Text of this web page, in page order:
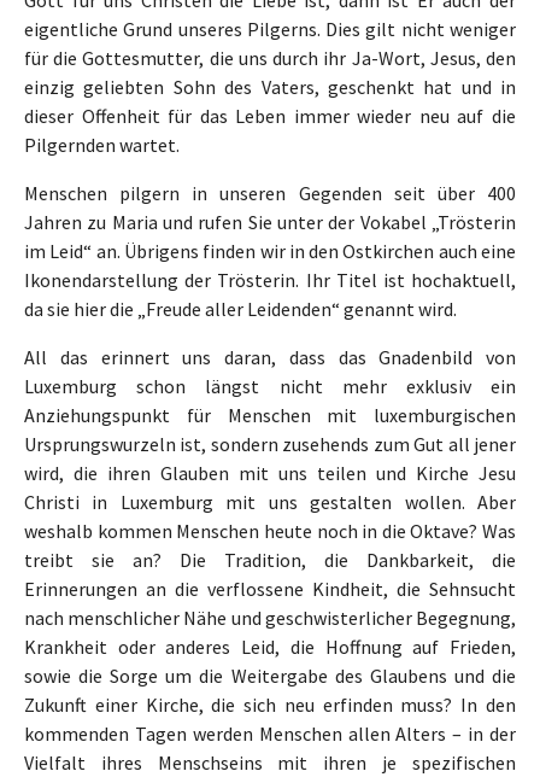
eigentliche Grund unseres Pilgerns. Dies gilt nicht weniger
für die Gottesmutter, die uns durch ihr Ja-Wort, Jesus, den
einzig geliebten Sohn des Vaters, geschenkt hat und in
dieser Offenheit für das Leben immer wieder neu auf die
Pilgernden wartet.
Menschen pilgern in unseren Gegenden seit über 400
Jahren zu Maria und rufen Sie unter der Vokabel „Trösterin
im Leid“ an. Übrigens finden wir in den Ostkirchen auch eine
Ikonendarstellung der Trösterin. Ihr Titel ist hochaktuell,
da sie hier die „Freude aller Leidenden“ genannt wird.
All das erinnert uns daran, dass das Gnadenbild von
Luxemburg schon längst nicht mehr exklusiv ein
Anziehungspunkt für Menschen mit luxemburgischen
Ursprungswurzeln ist, sondern zusehends zum Gut all jener
wird, die ihren Glauben mit uns teilen und Kirche Jesu
Christi in Luxemburg mit uns gestalten wollen. Aber
weshalb kommen Menschen heute noch in die Oktave? Was
treibt sie an? Die Tradition, die Dankbarkeit, die
Erinnerungen an die verflossene Kindheit, die Sehnsucht
nach menschlicher Nähe und geschwisterlicher Begegnung,
Krankheit oder anderes Leid, die Hoffnung auf Frieden,
sowie die Sorge um die Weitergabe des Glaubens und die
Zukunft einer Kirche, die sich neu erfinden muss? In den
kommenden Tagen werden Menschen allen Alters – in der
Vielfalt ihres Menschseins mit ihren je spezifischen